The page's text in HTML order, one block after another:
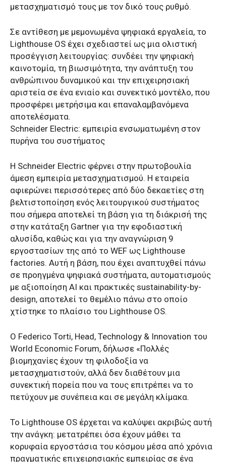
μετασχηματισμό τους με τον δικό τους ρυθμό.
Σε αντίθεση με μεμονωμένα ψηφιακά εργαλεία, το
Lighthouse OS έχει σχεδιαστεί ως μια ολιστική
προσέγγιση λειτουργίας: συνδέει την ψηφιακή
καινοτομία, τη βιωσιμότητα, την ανάπτυξη του
ανθρώπινου δυναμικού και την επιχειρησιακή
αριστεία σε ένα ενιαίο και συνεκτικό μοντέλο, που
προσφέρει μετρήσιμα και επαναλαμβανόμενα
αποτελέσματα.
Schneider Electric: εμπειρία ενσωματωμένη στον
πυρήνα του συστήματος
Η Schneider Electric φέρνει στην πρωτοβουλία
άμεση εμπειρία μετασχηματισμού. Η εταιρεία
αφιερώνει περισσότερες από δύο δεκαετίες στη
βελτιστοποίηση ενός λειτουργικού συστήματος
που σήμερα αποτελεί τη βάση για τη διάκρισή της
στην κατάταξη Gartner για την εφοδιαστική
αλυσίδα, καθώς και για την αναγνώριση 9
εργοστασίων της από το WEF ως Lighthouse
factories. Αυτή η βάση, που έχει αναπτυχθεί πάνω
σε προηγμένα ψηφιακά συστήματα, αυτοματισμούς
με αξιοποίηση AI και πρακτικές sustainability-by-
design, αποτελεί το θεμέλιο πάνω στο οποίο
χτίστηκε το πλαίσιο του Lighthouse OS.
Ο Federico Torti, Head, Technology & Innovation του
World Economic Forum, δήλωσε «Πολλές
βιομηχανίες έχουν τη φιλοδοξία να
μετασχηματιστούν, αλλά δεν διαθέτουν μια
συνεκτική πορεία που να τους επιτρέπει να το
πετύχουν με συνέπεια και σε μεγάλη κλίμακα.
Το Lighthouse OS έρχεται να καλύψει ακριβώς αυτή
την ανάγκη: μετατρέπει όσα έχουν μάθει τα
κορυφαία εργοστάσια του κόσμου μέσα από χρόνια
πραγματικής επιχειρησιακής εμπειρίας σε ένα